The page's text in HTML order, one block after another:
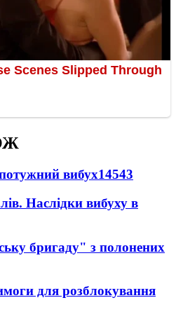
вибух14543
Наслідки вибуху в
бригаду" з полонених
для розблокування